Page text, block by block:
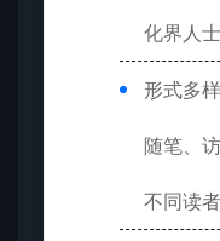
化界人
形式多
随笔、
不同读者